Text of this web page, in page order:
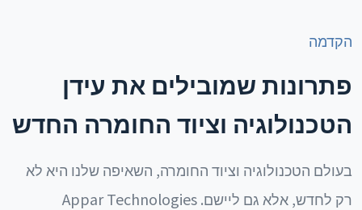
הקדמה
פתרונות שמובילים את עידן
הטכנולוגיה וציוד החומרה החדש
בעולם הטכנולוגיה וציוד החומרה, השאיפה שלנו היא לא
רק לחדש, אלא גם ליישם. Appar Technologies